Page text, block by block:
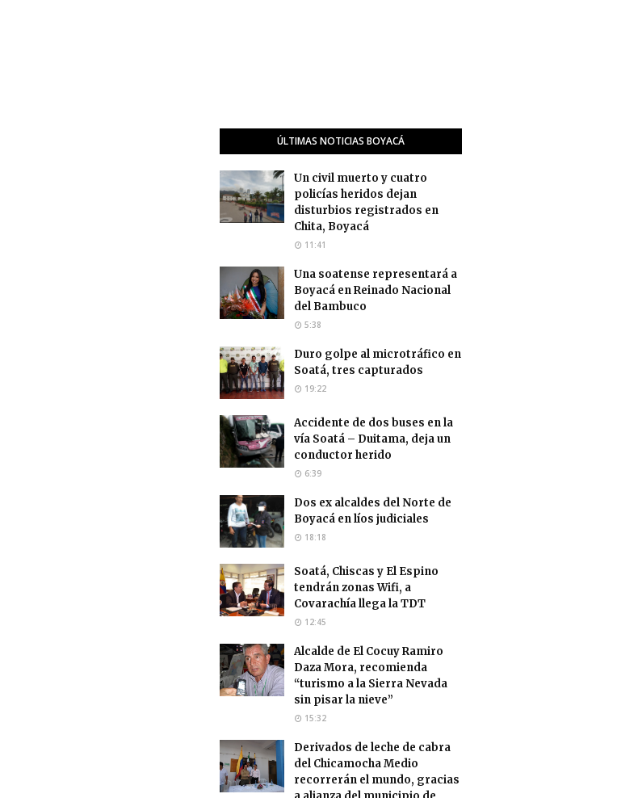
ÚLTIMAS NOTICIAS BOYACÁ
Un civil muerto y cuatro
policías heridos dejan
disturbios registrados en
Chita, Boyacá
11:41
Una soatense representará a
Boyacá en Reinado Nacional
del Bambuco
5:38
Duro golpe al microtráfico en
Soatá, tres capturados
19:22
Accidente de dos buses en la
vía Soatá – Duitama, deja un
conductor herido
6:39
Dos ex alcaldes del Norte de
Boyacá en líos judiciales
18:18
Soatá, Chiscas y El Espino
tendrán zonas Wifi, a
Covarachía llega la TDT
12:45
Alcalde de El Cocuy Ramiro
Daza Mora, recomienda
“turismo a la Sierra Nevada
sin pisar la nieve”
15:32
Derivados de leche de cabra
del Chicamocha Medio
recorrerán el mundo, gracias